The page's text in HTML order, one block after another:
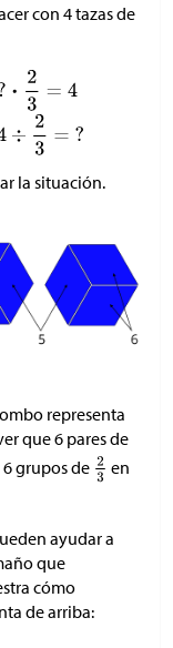
con 4 tazas de
la situación.
representa
que 6 pares de
grupos de
en
ayudar a
que
cómo
de arriba: